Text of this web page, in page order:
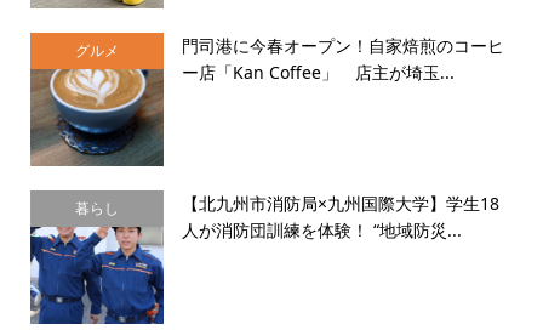
グルメ
門司港に今春オープン！自家焙煎のコーヒ
ー店「Kan Coffee」 店主が埼玉...
暮らし
【北九州市消防局×九州国際大学】学生18
人が消防団訓練を体験！ “地域防災...